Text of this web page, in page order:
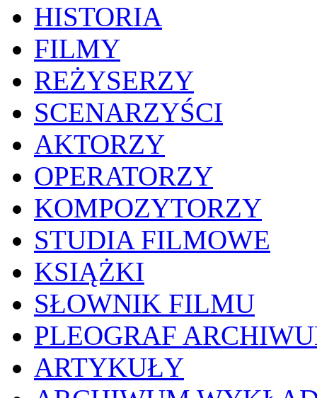
HISTORIA
FILMY
REŻYSERZY
SCENARZYŚCI
AKTORZY
OPERATORZY
KOMPOZYTORZY
STUDIA FILMOWE
KSIĄŻKI
SŁOWNIK FILMU
PLEOGRAF
ARTYKUŁY